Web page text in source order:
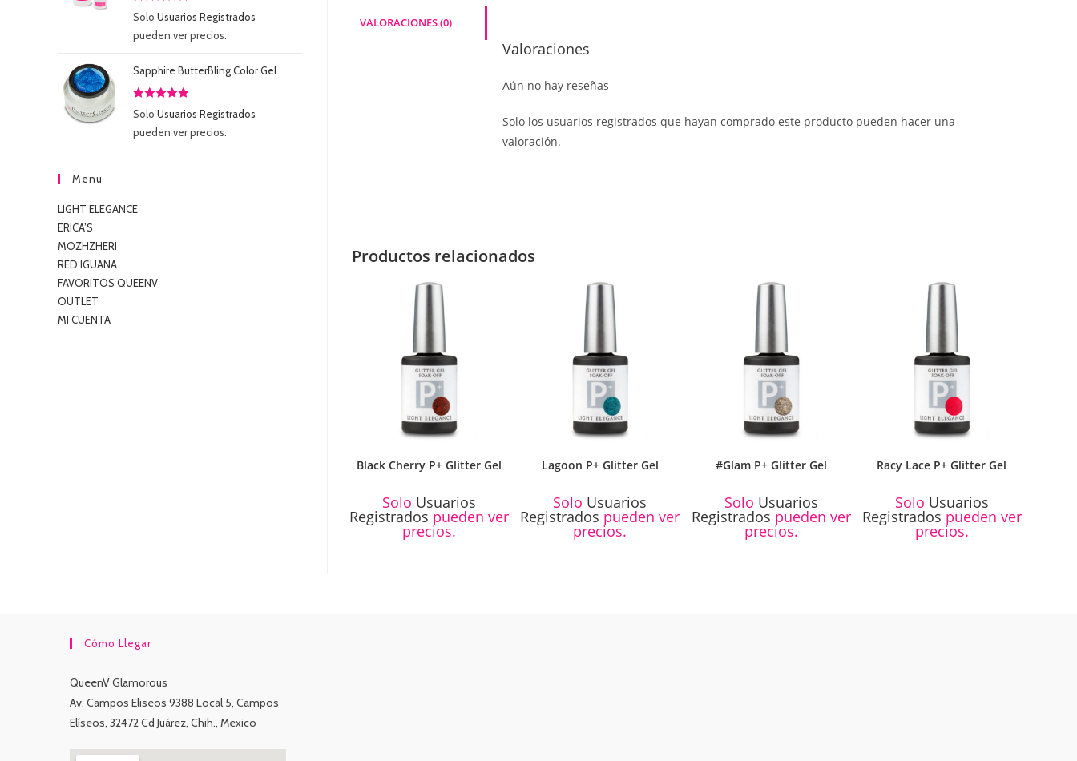
VALORACIONES (0)
Valoraciones
Aún no hay reseñas
Solo los usuarios registrados que hayan comprado este producto pueden hacer una
valoración.
Productos relacionados
Black Cherry P+ Glitter Gel
Solo Usuarios
Registrados pueden ver
precios.
Lagoon P+ Glitter Gel
Solo Usuarios
Registrados pueden ver
precios.
#Glam P+ Glitter Gel
Solo Usuarios
Registrados pueden ver
precios.
Racy Lace P+ Glitter Gel
Solo Usuarios
Registrados pueden ver
precios.
Valorado
5.00
5
Solo Usuarios Registrados
pueden ver precios.
Sapphire ButterBling Color Gel
Valorado
5.00
5
Solo Usuarios Registrados
pueden ver precios.
Menu
LIGHT ELEGANCE
ERICA’S
MOZHZHERI
RED IGUANA
FAVORITOS QUEENV
OUTLET
MI CUENTA
Cómo Llegar
QueenV Glamorous
Av. Campos Eliseos 9388 Local 5, Campos
Elíseos, 32472 Cd Juárez, Chih., Mexico